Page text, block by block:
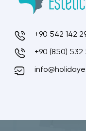
+90 542 142
+90 (850) 532